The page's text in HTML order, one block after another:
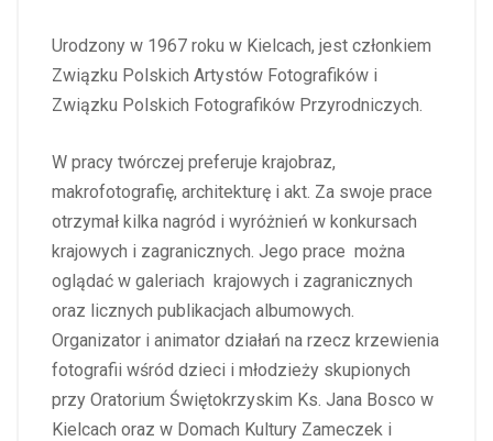
Urodzony w 1967 roku w Kielcach, jest członkiem
Związku Polskich Artystów Fotografików i
Związku Polskich Fotografików Przyrodniczych.
W pracy twórczej preferuje krajobraz,
makrofotografię, architekturę i akt. Za swoje prace
otrzymał kilka nagród i wyróżnień w konkursach
krajowych i zagranicznych. Jego prace można
oglądać w galeriach krajowych i zagranicznych
oraz licznych publikacjach albumowych.
Organizator i animator działań na rzecz krzewienia
fotografii wśród dzieci i młodzieży skupionych
przy Oratorium Świętokrzyskim Ks. Jana Bosco w
Kielcach oraz w Domach Kultury Zameczek i